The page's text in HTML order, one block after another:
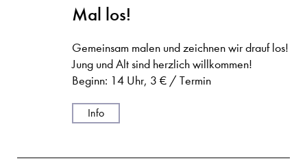
Mal los!
Gemeinsam malen und zeichnen wir drauf los!
Jung und Alt sind herzlich willkommen!
Beginn: 14 Uhr, 3 € / Termin
Info